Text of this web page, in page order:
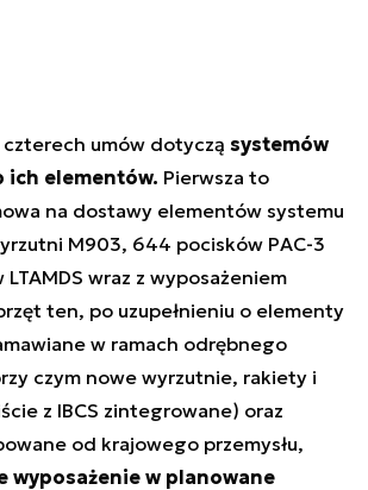
umów dotyczą systemów
ich elementów. Pierwsza to
na dostawy elementów systemu
M903, 644 pocisków PAC-3
LTAMDS wraz z wyposażeniem
ten, po uzupełnieniu o elementy
w ramach odrębnego
czym nowe wyrzutnie, rakiety i
z IBCS zintegrowane) oraz
od krajowego przemysłu,
wyposażenie w planowane